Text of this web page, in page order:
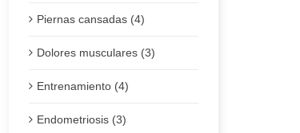
Piernas cansadas (4)
Dolores musculares (3)
Entrenamiento (4)
Endometriosis (3)